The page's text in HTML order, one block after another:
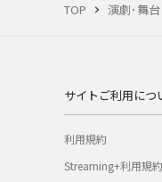
TOP 演劇･舞
サイトご利用につ
利用規約
Streaming+利用規約